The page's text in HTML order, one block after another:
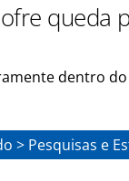
queda
dentro
> Pesquisas e